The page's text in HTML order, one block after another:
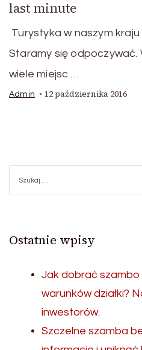
last minute
Turystyka w naszym
Staramy się odpoczywać.
wiele miejsc …
Admin 12 października 2016
Ostatnie wpisy
Jak dobrać szambo
warunków działki?
inwestorów.
Szczelne szamba